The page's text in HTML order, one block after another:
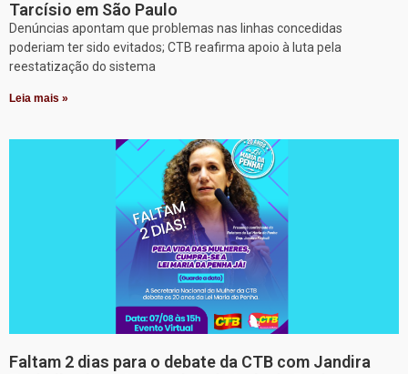
Tarcísio em São Paulo
Denúncias apontam que problemas nas linhas concedidas
poderiam ter sido evitados; CTB reafirma apoio à luta pela
reestatização do sistema
Leia mais »
Faltam 2 dias para o debate da CTB com Jandira